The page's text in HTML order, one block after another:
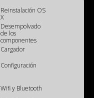
Reinstalación OS
X
Desempolvado
de los
componentes
Cargador
Configuración
Wifi y Bluetooth